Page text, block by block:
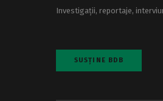
Investigații, reportaje,
SUSȚINE BDB